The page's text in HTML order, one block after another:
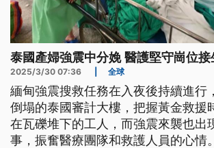
泰國產婦強震中分娩 醫護堅守崗位接
2025/3/30 07:36 全球
緬甸強震搜救任務在入夜後持續進行
倒塌的泰國審計大樓，把握黃金救援
在瓦礫堆下的工人，而強震來襲也出
事，振奮醫療團隊和救護人員的心情。